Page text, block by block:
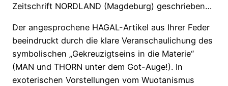
Zeitschrift NORDLAND (Magdeburg) geschrieben…
Der angesprochene HAGAL-Artikel aus Ihrer Feder
beeindruckt durch die klare Veranschaulichung des
symbolischen „Gekreuzigtseins in die Materie“
(MAN und THORN unter dem Got-Auge!). In
exoterischen Vorstellungen vom Wuotanismus